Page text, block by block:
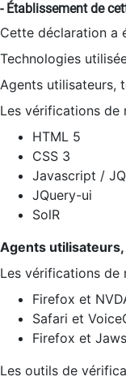
- Établissement de
Cette déclaration a
Technologies
Agents utilisateurs,
Les vérifications de
HTML 5
CSS 3
Javascript /
JQuery-ui
SolR
Agents utilisateurs,
Les vérifications de
Firefox et
Safari et
Firefox et
Les outils de